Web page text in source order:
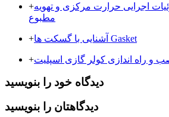
+اجرایی حرارت مرکزی و تهویه
مطبوع
+ آشنایی با گسکت ها Gasket
+و راه اندازی کولر گازی اسپلیت
دیدگاه خود را بنویسید
دیدگاهتان را بنویسید